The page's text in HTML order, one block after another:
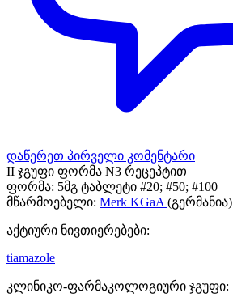
დაწერეთ პირველი კომენტარი
II ჯგუფი ფორმა N3 რეცეპტით
ფორმა: 5მგ ტაბლეტი #20; #50; #100
მწარმოებელი: Merk KGaA (გერმანია)
აქტიური ნივთიერებები:
tiamazole
კლინიკო-ფარმაკოლოგიური ჯგუფი: